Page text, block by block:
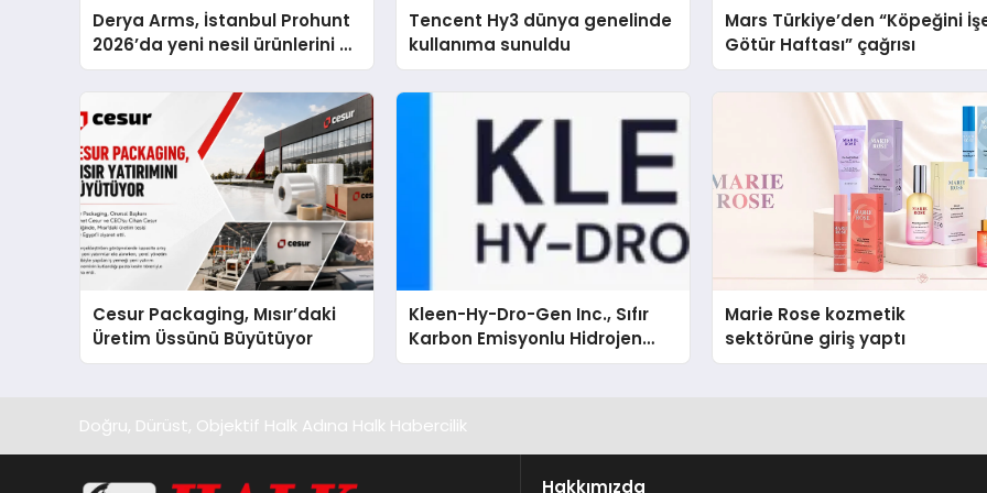
Derya Arms, İstanbul Prohunt
2026’da yeni nesil ürünlerini ve
global marka vizyonunu
Tencent Hy3 dünya genelinde
kullanıma sunuldu
Mars Türkiye’den “Köpeğini
Götür Haftası” çağrısı
Cesur Packaging, Mısır’daki
Üretim Üssünü Büyütüyor
Kleen-Hy-Dro-Gen Inc., Sıfır
Karbon Emisyonlu Hidrojen
Isıtma Teknolojisinde ISO ve
Marie Rose kozmetik
sektörüne giriş yaptı
Doğru, Dürüst, Objektif Halk Adına Halk Habercilik
Hakkımızda